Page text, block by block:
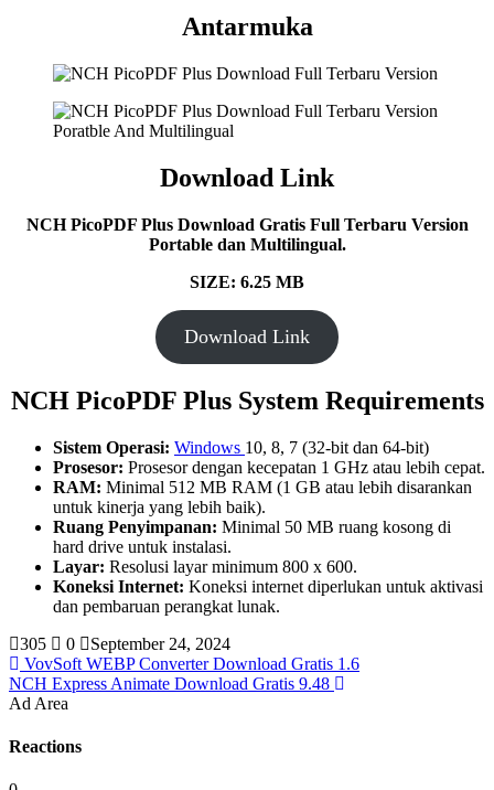
Antarmuka
Download Link
NCH PicoPDF Plus Download Gratis Full Terbaru Version
Portable dan Multilingual.
SIZE: 6.25 MB
Download Link
NCH PicoPDF Plus System Requirements
Sistem Operasi: Windows 10, 8, 7 (32-bit dan 64-bit)
Prosesor: Prosesor dengan kecepatan 1 GHz atau lebih cepat.
RAM: Minimal 512 MB RAM (1 GB atau lebih disarankan
untuk kinerja yang lebih baik).
Ruang Penyimpanan: Minimal 50 MB ruang kosong di
hard drive untuk instalasi.
Layar: Resolusi layar minimum 800 x 600.
Koneksi Internet: Koneksi internet diperlukan untuk aktivasi
dan pembaruan perangkat lunak.
305
0
September 24, 2024
VovSoft WEBP Converter Download Gratis 1.6
NCH Express Animate Download Gratis 9.48
Ad Area
Reactions